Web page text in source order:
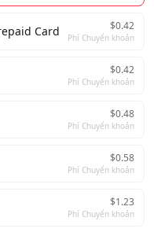
Card $0.42
Phí Chuyển khoản
$0.42
Phí Chuyển khoản
$0.48
Phí Chuyển khoản
$0.58
Phí Chuyển khoản
$1.23
Phí Chuyển khoản